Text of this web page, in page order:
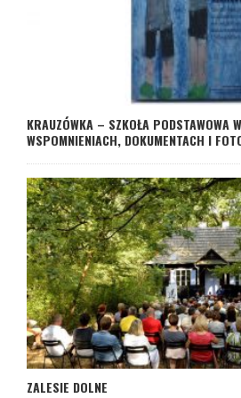
KRAUZÓWKA – SZKOŁA PODSTAWOWA
WSPOMNIENIACH, DOKUMENTACH I
ZALESIE DOLNE